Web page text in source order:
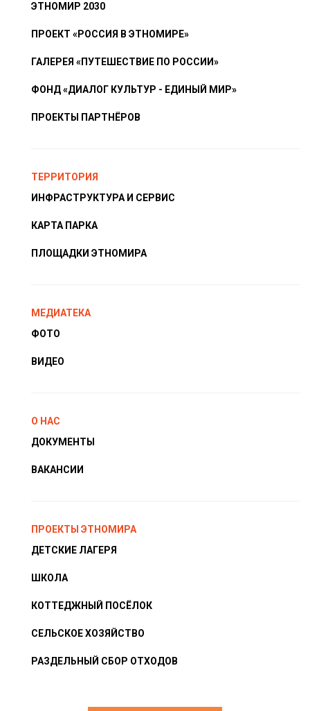
ЭТНОМИР 2030
ПРОЕКТ «РОССИЯ В ЭТНОМИРЕ»
ГАЛЕРЕЯ «ПУТЕШЕСТВИЕ ПО РОССИИ»
ФОНД «ДИАЛОГ КУЛЬТУР - ЕДИНЫЙ МИР»
ПРОЕКТЫ ПАРТНЁРОВ
ТЕРРИТОРИЯ
ИНФРАСТРУКТУРА И СЕРВИС
КАРТА ПАРКА
ПЛОЩАДКИ ЭТНОМИРА
МЕДИАТЕКА
ФОТО
ВИДЕО
О НАС
ДОКУМЕНТЫ
ВАКАНСИИ
ПРОЕКТЫ ЭТНОМИРА
ДЕТСКИЕ ЛАГЕРЯ
ШКОЛА
КОТТЕДЖНЫЙ ПОСЁЛОК
СЕЛЬСКОЕ ХОЗЯЙСТВО
РАЗДЕЛЬНЫЙ СБОР ОТХОДОВ